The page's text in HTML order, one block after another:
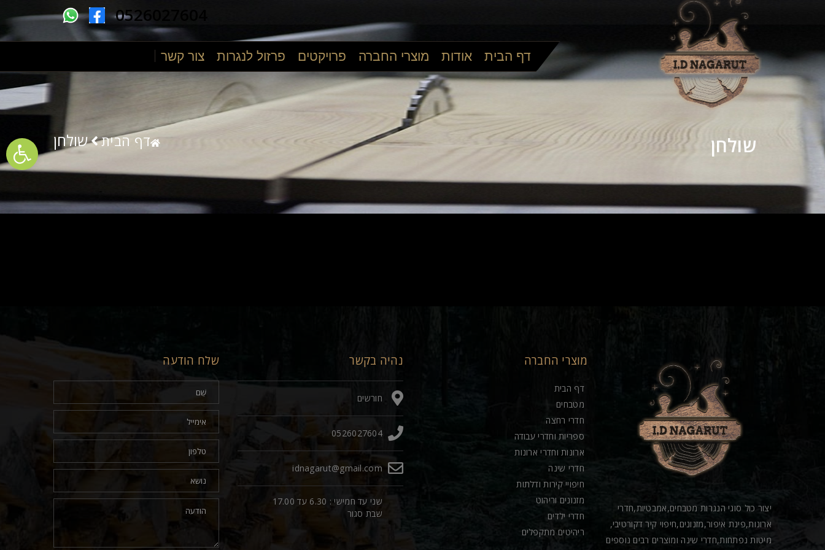
0526027604
דף הבית אודות מוצרי החברה פרויקטים פרזול לנגרות צור קשר
שולחן דף הבית שולחן
יצור כול סוגי הנגרות מטבחים,אמבטיות,חדרי
ארונות,פינת איפור,מזנונים,חיפוי קיר דקורטיבי,
מיטות נפתחות,חדרי שינה ומוצרים רבים נוספים
מוצרי החברה
דף הבית
מטבחים
חדרי רחצה
ספריות וחדרי עבודה
ארונות וחדרי ארונות
חדרי שינה
חיפויי קירות ודלתות
מזנונים וריהוט
חדרי ילדים
ריהיטים מתקפלים
נהיה בקשר
חורשים
0526027604
idnagarut@gmail.com
שני עד חמישי : 6.30 עד 17.00
שבת סגור
שלח הודעה